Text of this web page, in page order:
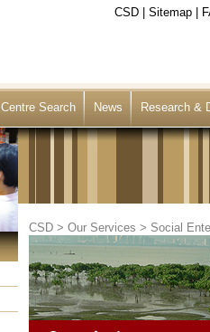
CSD Sitemap
Centre Search News Research &
CSD > Our Services > Social